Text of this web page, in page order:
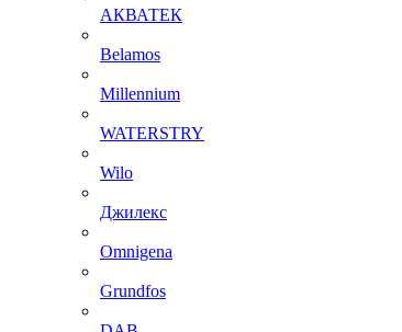
АКВАТЕК
Belamos
Millennium
WATERSTRY
Wilo
Джилекс
Omnigena
Grundfos